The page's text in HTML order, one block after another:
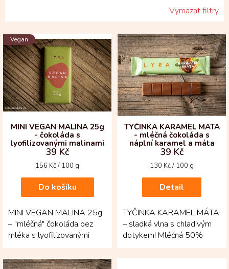
Vymazat filtry
V
ý
p
i
s
p
r
o
Vegan
MINI VEGAN MALINA 25g
- čokoláda s
lyofilizovanými malinami
39 Kč
Měrná
156 Kč / 100 g
Do košíku
MINI VEGAN MALINA 25g
– "mléčná" čokoláda bez
mléka s lyofilizovanými
malinami – ovocně svěží
potěšení, které...
TYČINKA KARAMEL MÁTA
- mléčná čokoláda s
náplní karamel a máta
39 Kč
Měrná
130 Kč / 100 g
Detail
TYČINKA KARAMEL MÁTA
– sladká vlna s chladivým
dotykem! Mléčná 50%
čokoláda z Kolumbie skrývá
náplň, kde se...